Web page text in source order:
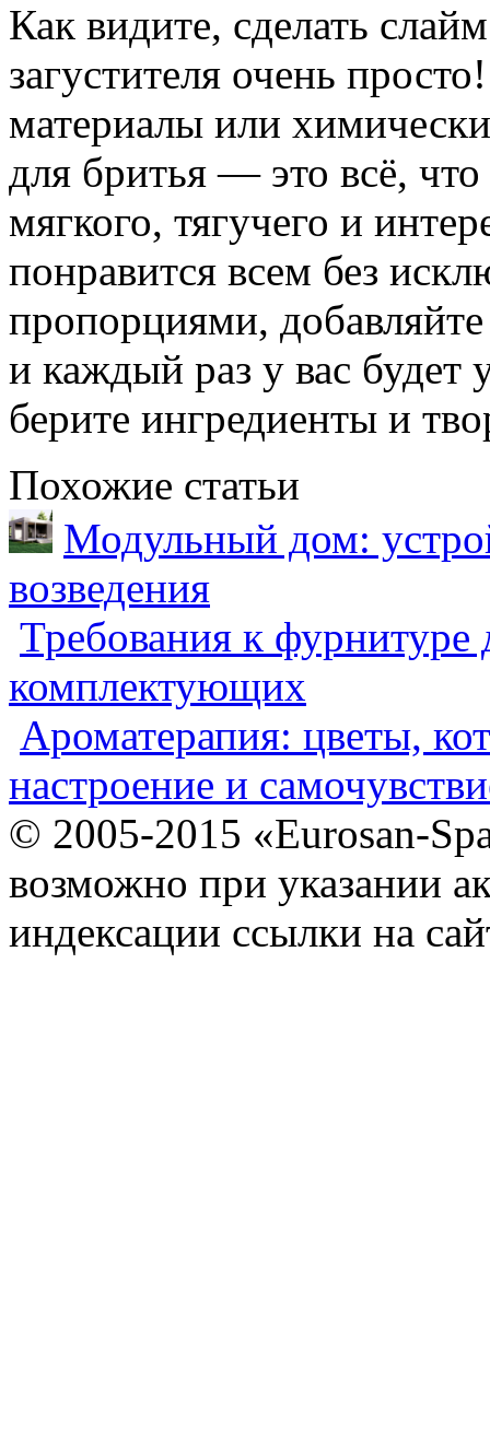
Как видите, сделать
загустителя очень
материалы или
для бритья — это всё, что
мягкого, тягучего и
понравится всем без
пропорциями,
и каждый раз у вас будет
берите ингредиенты и
Похожие статьи
Модульный дом:
возведения
Требования к фурнитуре
комплектующих
Ароматерапия: цветы,
настроение и
© 2005-2015 «Eurosan-
возможно при указании
индексации ссылки на